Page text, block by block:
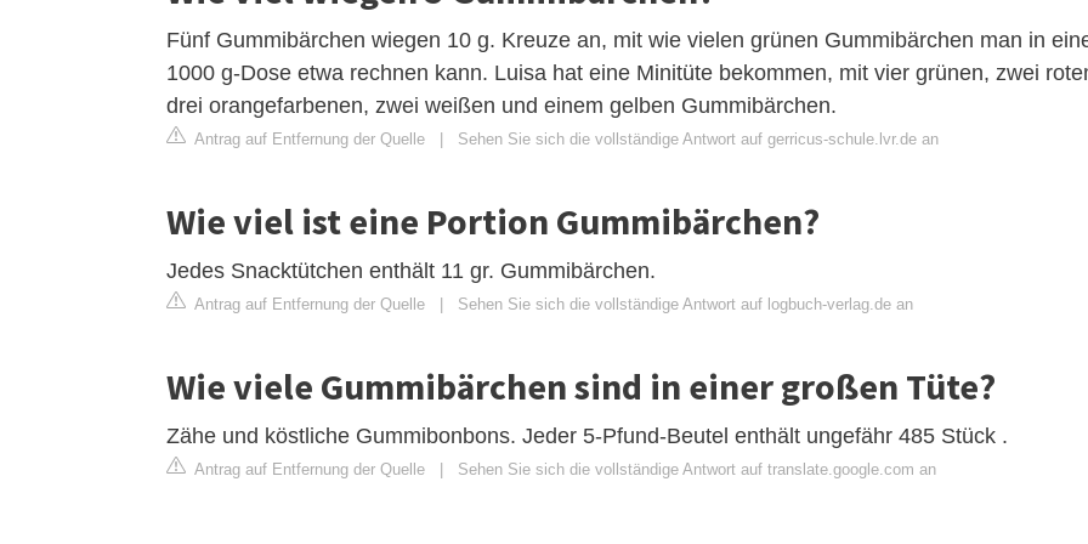
Fünf Gummibärchen wiegen 10 g. Kreuze an, mit wie vielen grünen Gummibärchen man in
1000 g-Dose etwa rechnen kann. Luisa hat eine Minitüte bekommen, mit vier grünen, zwei
drei orangefarbenen, zwei weißen und einem gelben Gummibärchen.
Antrag auf Entfernung der Quelle | Sehen Sie sich die vollständige Antwort auf gerricus-schule.lvr.de an
Wie viel ist eine Portion Gummibärchen?
Jedes Snacktütchen enthält 11 gr. Gummibärchen.
Antrag auf Entfernung der Quelle | Sehen Sie sich die vollständige Antwort auf logbuch-verlag.de an
Wie viele Gummibärchen sind in einer großen Tüte?
Zähe und köstliche Gummibonbons. Jeder 5-Pfund-Beutel enthält ungefähr 485 Stück .
Antrag auf Entfernung der Quelle | Sehen Sie sich die vollständige Antwort auf translate.google.com an